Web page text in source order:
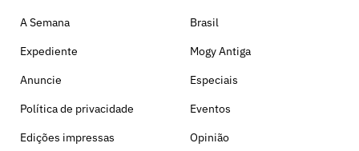
A Semana
Expediente
Anuncie
Política de privacidade
Edições impressas
Brasil
Mogy Antiga
Especiais
Eventos
Opinião